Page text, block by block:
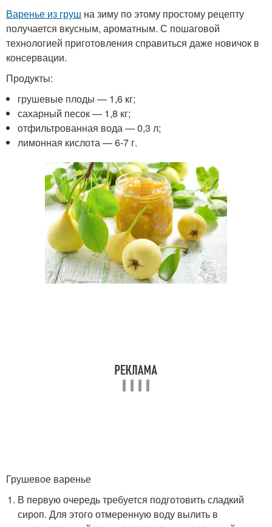
Варенье из груш на зиму по этому простому рецепту
получается вкусным, ароматным. С пошаговой
технологией приготовления справиться даже новичок в
консервации.
Продукты:
грушевые плоды — 1,6 кг;
сахарный песок — 1,8 кг;
отфильтрованная вода — 0,3 л;
лимонная кислота — 6-7 г.
Грушевое варенье
В первую очередь требуется подготовить сладкий
сироп. Для этого отмеренную воду вылить в